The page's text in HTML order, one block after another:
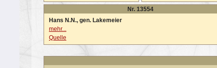
Nr. 13554
Hans N.N., gen. Lakemeier
mehr...
Quelle